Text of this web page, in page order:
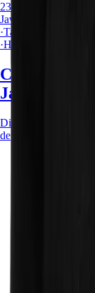
23 de julio de 2026
JavaScript
·Tailwind CSS
·HTML
Cómo crear
JavaScript
Diseña un
depender de